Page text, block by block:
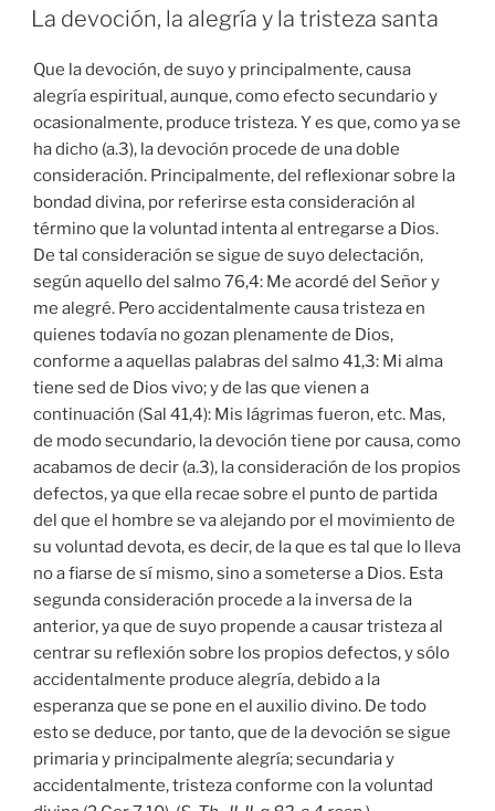
EL
La devoción, la alegría y la tristeza santa
Que la devoción, de suyo y principalmente, causa
alegría espiritual, aunque, como efecto secundario y
ocasionalmente, produce tristeza. Y es que, como ya se
ha dicho (a.3), la devoción procede de una doble
consideración. Principalmente, del reflexionar sobre la
bondad divina, por referirse esta consideración al
término que la voluntad intenta al entregarse a Dios.
De tal consideración se sigue de suyo delectación,
según aquello del salmo 76,4: Me acordé del Señor y
me alegré. Pero accidentalmente causa tristeza en
quienes todavía no gozan plenamente de Dios,
conforme a aquellas palabras del salmo 41,3: Mi alma
tiene sed de Dios vivo; y de las que vienen a
continuación (Sal 41,4): Mis lágrimas fueron, etc. Mas,
de modo secundario, la devoción tiene por causa, como
acabamos de decir (a.3), la consideración de los propios
defectos, ya que ella recae sobre el punto de partida
del que el hombre se va alejando por el movimiento de
su voluntad devota, es decir, de la que es tal que lo lleva
no a fiarse de sí mismo, sino a someterse a Dios. Esta
segunda consideración procede a la inversa de la
anterior, ya que de suyo propende a causar tristeza al
centrar su reflexión sobre los propios defectos, y sólo
accidentalmente produce alegría, debido a la
esperanza que se pone en el auxilio divino. De todo
esto se deduce, por tanto, que de la devoción se sigue
primaria y principalmente alegría; secundaria y
accidentalmente, tristeza conforme con la voluntad